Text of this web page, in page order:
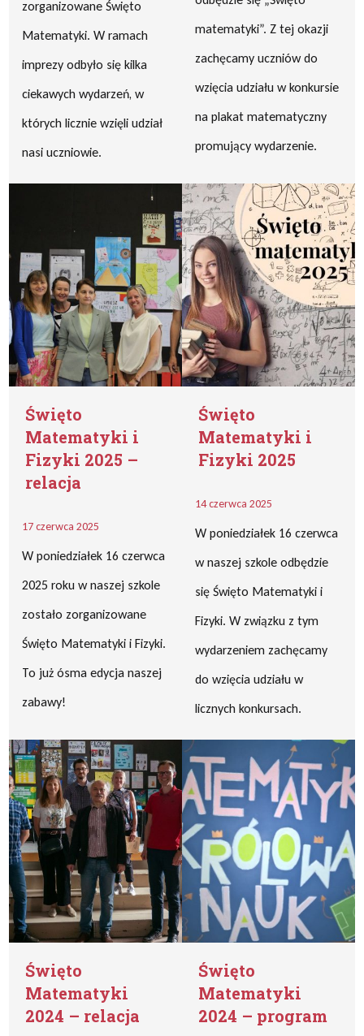
zorganizowane Święto
Matematyki. W ramach
imprezy odbyło się kilka
ciekawych wydarzeń, w
których licznie wzięli udział
nasi uczniowie.
matematyki”. Z tej okazji
zachęcamy uczniów do
wzięcia udziału w konkursie
na plakat matematyczny
promujący wydarzenie.
Święto
Matematyki i
Fizyki 2025 –
relacja
17 czerwca 2025
W poniedziałek 16 czerwca
2025 roku w naszej szkole
zostało zorganizowane
Święto Matematyki i Fizyki.
To już ósma edycja naszej
zabawy!
Święto
Matematyki i
Fizyki 2025
14 czerwca 2025
W poniedziałek 16 czerwca
w naszej szkole odbędzie
się Święto Matematyki i
Fizyki. W związku z tym
wydarzeniem zachęcamy
do wzięcia udziału w
licznych konkursach.
Święto
Matematyki
2024 – relacja
Święto
Matematyki
2024 – program